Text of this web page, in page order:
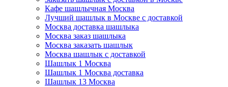
Кафе шашлычная Москва
Лучший шашлык в Москве с доставкой
Москва доставка шашлыка
Москва заказ шашлыка
Москва заказать шашлык
Москва шашлык с доставкой
Шашлык 1 Москва
Шашлык 1 Москва доставка
Шашлык 13 Москва